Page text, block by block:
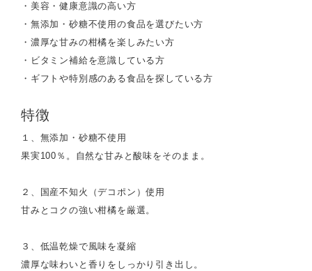
・美容・健康意識の高い方
・無添加・砂糖不使用の食品を選びたい方
・濃厚な甘みの柑橘を楽しみたい方
・ビタミン補給を意識している方
・ギフトや特別感のある食品を探している方
特徴
１、無添加・砂糖不使用
果実100％。自然な甘みと酸味をそのまま。
２、国産不知火（デコポン）使用
甘みとコクの強い柑橘を厳選。
３、低温乾燥で風味を凝縮
濃厚な味わいと香りをしっかり引き出し。